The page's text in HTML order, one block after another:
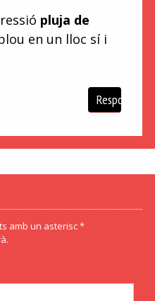
pluja de
en un lloc sí i
Respon
amb un asterisc *